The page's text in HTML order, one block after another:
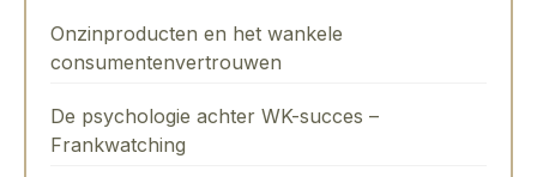
Onzinproducten en het wankele
consumentenvertrouwen
De psychologie achter WK-succes –
Frankwatching